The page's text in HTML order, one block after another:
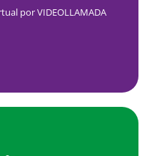
por VIDEOLLAMADA